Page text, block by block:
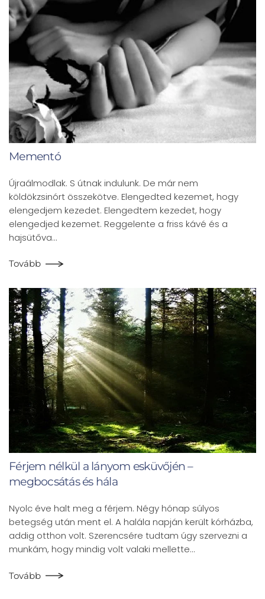
Mementó
Újraálmodlak. S útnak indulunk. De már nem
köldökzsinórt összekötve. Elengedted kezemet, hogy
elengedjem kezedet. Elengedtem kezedet, hogy
elengedjed kezemet. Reggelente a friss kávé és a
hajsütőva…
Tovább
Férjem nélkül a lányom esküvőjén –
megbocsátás és hála
Nyolc éve halt meg a férjem. Négy hónap súlyos
betegség után ment el. A halála napján került kórházba,
addig otthon volt. Szerencsére tudtam úgy szervezni a
munkám, hogy mindig volt valaki mellette…
Tovább